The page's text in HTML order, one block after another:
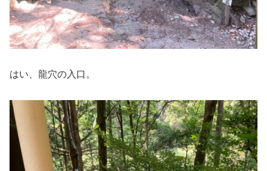
はい、龍穴の入口。